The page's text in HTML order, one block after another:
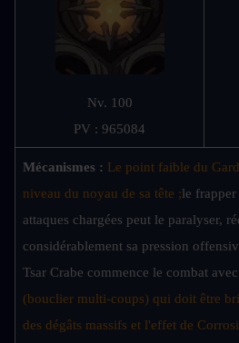
Nv. 100
PV : 965084
Mécanismes : Le point faible du
niveau du noyau de sa tête ;le frapper
attaques chargées peut le paralyser,
considérablement sa pression
Tsar Crabe commence le combat avec
(bouclier multi-coups) qui doit être
des dégâts massifs et l'effet de